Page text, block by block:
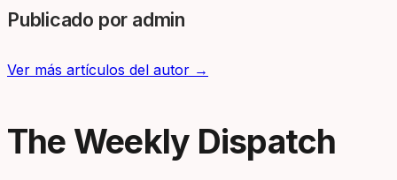
Publicado por admin
Ver más artículos del autor →
The Weekly Dispatch